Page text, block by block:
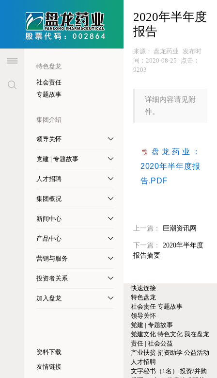
特色盘龙
社会责任
专题故事
集团介绍
领导关怀
党建 | 专题故事
人才招聘
集团概况
新闻中心
产品中心
营销与服务
投资者关系
加入盘龙
资料下载
友情链接
2020年半年度
报告
来源： 盘龙药业 发布时
间： 2020-08-25
点击：
9203
详细内容请见附
件。
盘龙药业：
2020年半年度报
告.PDF
上一篇： 巨潮资讯网
下一篇：
2020年半年度
报告摘要
快速连接
特色盘龙
社会责任 专题故事
领导关怀
党建 | 专题故事
党建文化 特色文化 我在盘龙
责任 | 社会公益
产业扶贫 捐资助学 公益活动
人才招聘
文字秘书（1名）
投资/并购